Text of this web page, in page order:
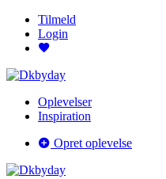
Tilmeld
Login
Oplevelser
Inspiration
Opret oplevelse